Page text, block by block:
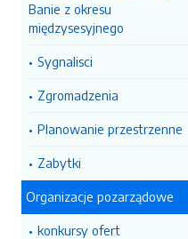
Banie z okresu
międzysesyjnego
Sygnalisci
Zgromadzenia
Planowanie przestrzenne
Zabytki
Organizacje pozarządowe
konkursy ofert